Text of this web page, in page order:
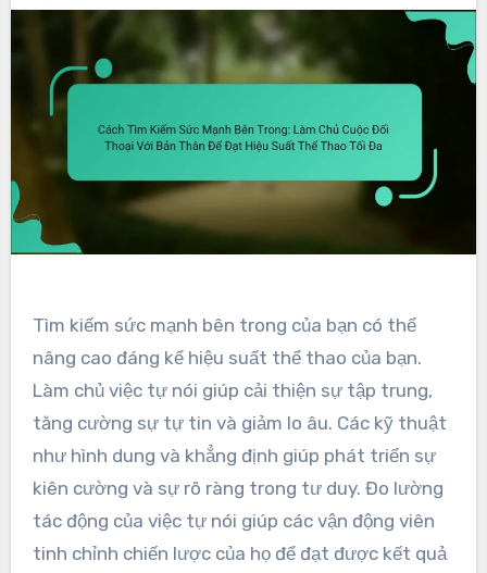
Tìm kiếm sức mạnh bên trong của bạn có thể
nâng cao đáng kể hiệu suất thể thao của bạn.
Làm chủ việc tự nói giúp cải thiện sự tập trung,
tăng cường sự tự tin và giảm lo âu. Các kỹ thuật
như hình dung và khẳng định giúp phát triển sự
kiên cường và sự rõ ràng trong tư duy. Đo lường
tác động của việc tự nói giúp các vận động viên
tinh chỉnh chiến lược của họ để đạt được kết quả